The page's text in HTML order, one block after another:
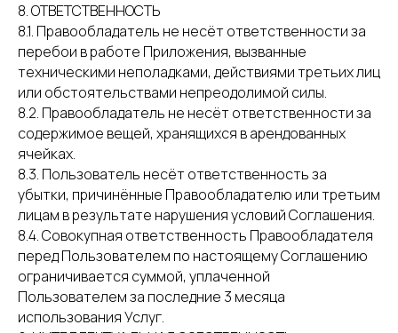
8. ОТВЕТСТВЕННОСТЬ
8.1. Правообладатель не несёт ответственности за
перебои в работе Приложения, вызванные
техническими неполадками, действиями третьих лиц
или обстоятельствами непреодолимой силы.
8.2. Правообладатель не несёт ответственности за
содержимое вещей, хранящихся в арендованных
ячейках.
8.3. Пользователь несёт ответственность за
убытки, причинённые Правообладателю или третьим
лицам в результате нарушения условий Соглашения.
8.4. Совокупная ответственность Правообладателя
перед Пользователем по настоящему Соглашению
ограничивается суммой, уплаченной
Пользователем за последние 3 месяца
использования Услуг.